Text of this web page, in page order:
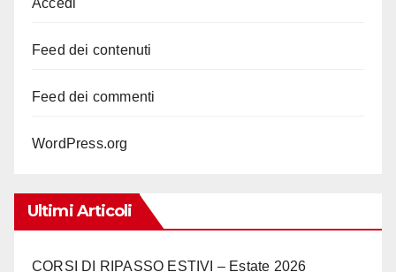
Feed dei contenuti
Feed dei commenti
WordPress.org
Ultimi Articoli
CORSI DI RIPASSO ESTIVI – Estate 2026